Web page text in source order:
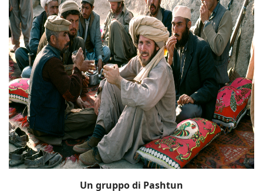
Un gruppo di Pashtun